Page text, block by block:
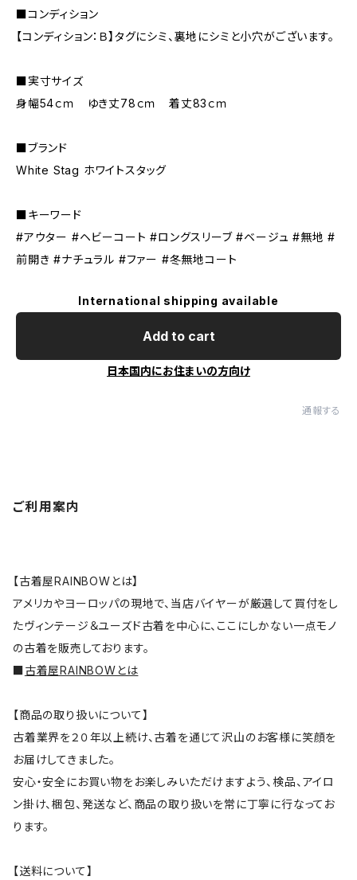
■コンディション
【コンディション：Ｂ】タグにシミ、裏地にシミと小穴がございます。
■実寸サイズ
身幅54ｃｍ ゆき丈78ｃｍ 着丈83ｃｍ
■ブランド
White Stag ホワイトスタッグ
■キーワード
#アウター #ヘビーコート #ロングスリーブ #ベージュ #無地 #
前開き #ナチュラル #ファー #冬無地コート
International shipping available
Add to cart
日本国内にお住まいの方向け
通報する
ご利用案内
【古着屋RAINBOWとは】
アメリカやヨーロッパの現地で、当店バイヤーが厳選して買付をし
たヴィンテージ＆ユーズド古着を中心に、ここにしかない一点モノ
の古着を販売しております。
■古着屋RAINBOWとは
【商品の取り扱いについて】
古着業界を２０年以上続け、古着を通じて沢山のお客様に笑顔を
お届けしてきました。
安心・安全にお買い物をお楽しみいただけますよう、検品、アイロ
ン掛け、梱包、発送など、商品の取り扱いを常に丁寧に行なってお
ります。
【送料について】